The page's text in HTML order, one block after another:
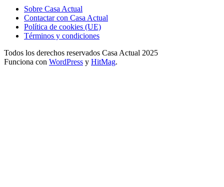
Sobre Casa Actual
Contactar con Casa Actual
Política de cookies (UE)
Términos y condiciones
Todos los derechos reservados Casa Actual 2025
Funciona con WordPress y HitMag.